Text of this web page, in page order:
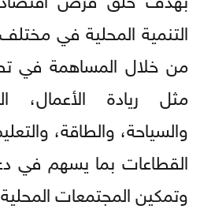
التنمية المحلية في
من خلال المساهمة في
مثل ريادة الأعمال،
والسياحة، والطاقة،
القطاعات بما يسهم في
وتمكين المجتمعات